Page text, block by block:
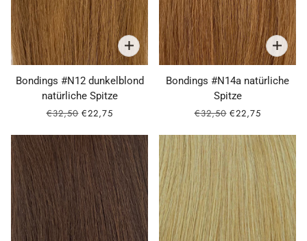
Bondings #N12 dunkelblond
natürliche Spitze
€32,50 €22,75
Bondings #N14a natürliche
Spitze
€32,50 €22,75